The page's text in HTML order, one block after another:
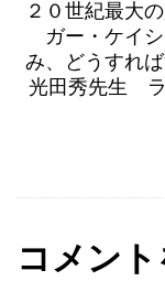
２０世紀最大
ガー・ケイ
み、どうすれ
光田秀先生
コメン